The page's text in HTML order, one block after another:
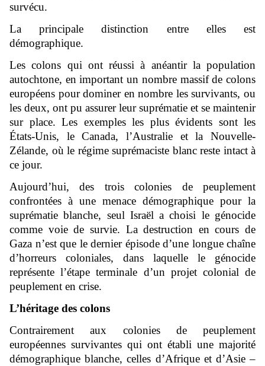
survécu.
La principale distinction entre elles est
démographique.
Les colons qui ont réussi à anéantir la population
autochtone, en important un nombre massif de colons
européens pour dominer en nombre les survivants, ou
les deux, ont pu assurer leur suprématie et se maintenir
sur place. Les exemples les plus évidents sont les
États-Unis, le Canada, l’Australie et la Nouvelle-
Zélande, où le régime suprémaciste blanc reste intact à
ce jour.
Aujourd’hui, des trois colonies de peuplement
confrontées à une menace démographique pour la
suprématie blanche, seul Israël a choisi le génocide
comme voie de survie. La destruction en cours de
Gaza n’est que le dernier épisode d’une longue chaîne
d’horreurs coloniales, dans laquelle le génocide
représente l’étape terminale d’un projet colonial de
peuplement en crise.
L’héritage des colons
Contrairement aux colonies de peuplement
européennes survivantes qui ont établi une majorité
démographique blanche, celles d’Afrique et d’Asie –